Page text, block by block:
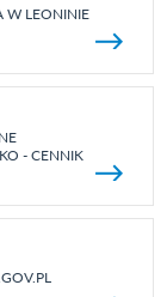
W LEONINIE
- CENNIK